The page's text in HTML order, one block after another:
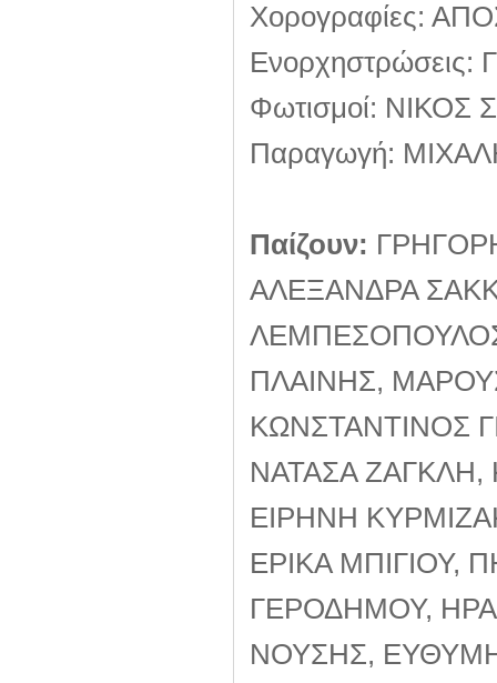
Χορογραφίες:
Φωτισμοί:
Παραγωγή:
Παίζουν:
ΑΛΕΞΑΝΔΡΑ
ΠΛΑΙΝΗΣ,
ΚΩΝΣΤΑΝΤΙΝΟΣ
ΝΑΤΑΣΑ
ΕΙΡΗΝΗ
ΕΡΙΚΑ ΜΠΙΓΙΟΥ,
ΓΕΡΟΔΗΜΟΥ,
ΝΟΥΣΗΣ,